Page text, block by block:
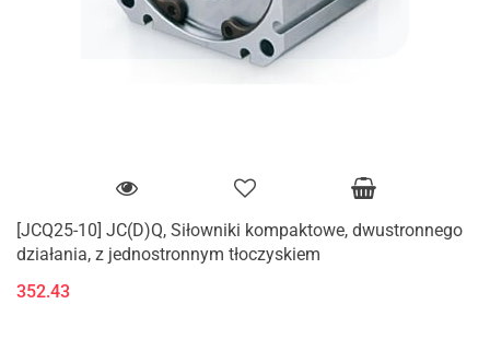
[JCQ25-10] JC(D)Q, Siłowniki kompaktowe, dwustronnego
działania, z jednostronnym tłoczyskiem
352.43